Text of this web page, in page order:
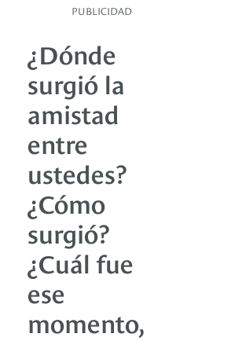
PUBLICIDAD
¿Dónde
surgió la
amistad
entre
ustedes?
¿Cómo
surgió?
¿Cuál fue
ese
momento,